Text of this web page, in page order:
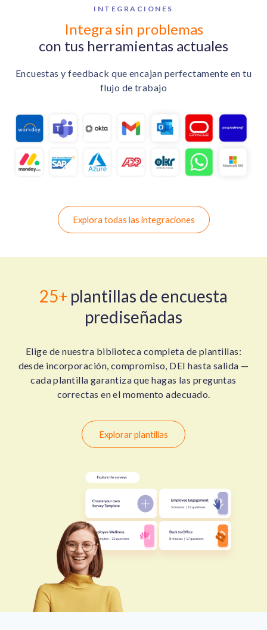
INTEGRACIONES
Integra sin problemas
con tus herramientas actuales
Encuestas y feedback que encajan perfectamente en tu
flujo de trabajo
Explora todas las integraciones
25+ plantillas de encuesta
prediseñadas
Elige de nuestra biblioteca completa de plantillas:
desde incorporación, compromiso, DEI hasta salida —
cada plantilla garantiza que hagas las preguntas
correctas en el momento adecuado.
Explorar plantillas